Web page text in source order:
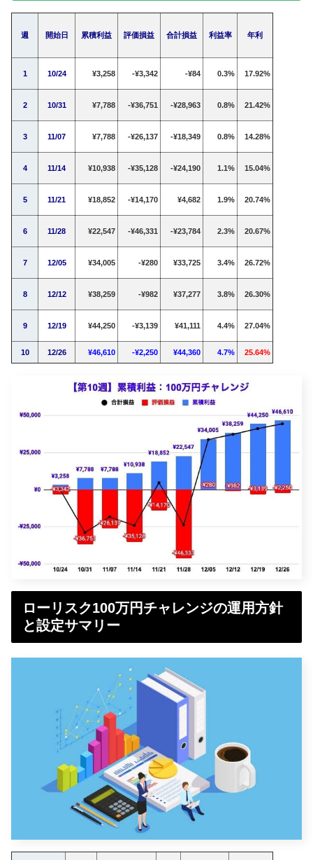
週 開始日 累積利益 評価損益 合計損益 利益率 年利
1 10/24 ¥3,258 -¥3,342 -¥84 0.3% 17.92%
2 10/31 ¥7,788 -¥36,751 -¥28,963 0.8% 21.42%
3 11/07 ¥7,788 -¥26,137 -¥18,349 0.8% 14.28%
4 11/14 ¥10,938 -¥35,128 -¥24,190 1.1% 15.04%
5 11/21 ¥18,852 -¥14,170 ¥4,682 1.9% 20.74%
6 11/28 ¥22,547 -¥46,331 -¥23,784 2.3% 20.67%
7 12/05 ¥34,005 -¥280 ¥33,725 3.4% 26.72%
8 12/12 ¥38,259 -¥982 ¥37,277 3.8% 26.30%
9 12/19 ¥44,250 -¥3,139 ¥41,111 4.4% 27.04%
10 12/26 ¥46,610 -¥2,250 ¥44,360 4.7% 25.64%
ローリスク100万円チャレンジの運用方針
と設定サマリー